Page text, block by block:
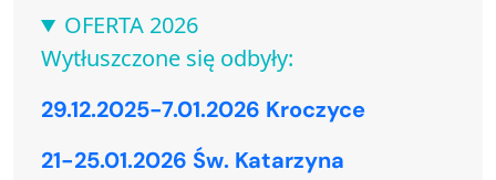
OFERTA 2026
Wytłuszczone się odbyły:
29.12.2025-7.01.2026 Kroczyce
21-25.01.2026 Św. Katarzyna